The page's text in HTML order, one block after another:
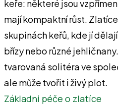
keře: některé jsou
mají kompaktní růst.
skupinách keřů, kde jí
břízy nebo různé
tvarovaná solitéra ve
ale může tvořit i živý plot.
Základní péče o zlatíce